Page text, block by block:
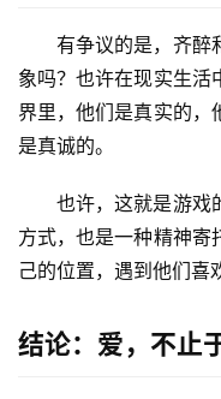
有争议的是，齐醉
象吗？也许在现实生活
界里，他们是真实的，
是真诚的。
也许，这就是游戏
方式，也是一种精神寄
己的位置，遇到他们喜
结论：爱，不止